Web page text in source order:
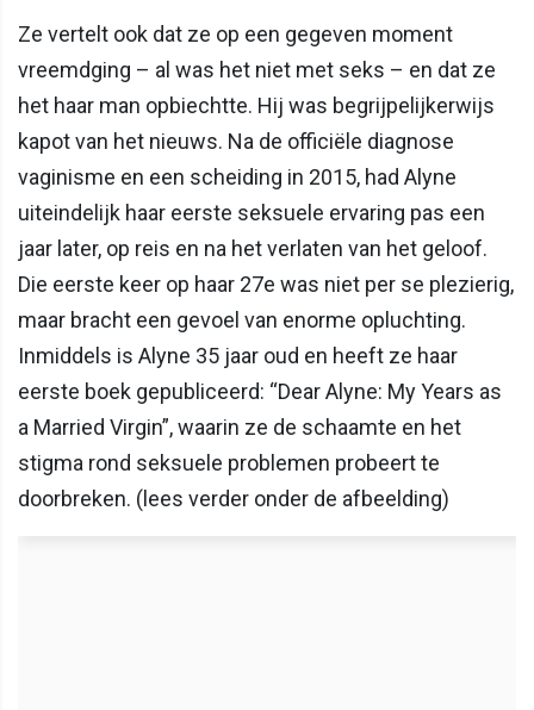
Ze vertelt ook dat ze op een gegeven moment
vreemdging – al was het niet met seks – en dat ze
het haar man opbiechtte. Hij was begrijpelijkerwijs
kapot van het nieuws. Na de officiële diagnose
vaginisme en een scheiding in 2015, had Alyne
uiteindelijk haar eerste seksuele ervaring pas een
jaar later, op reis en na het verlaten van het geloof.
Die eerste keer op haar 27e was niet per se plezierig,
maar bracht een gevoel van enorme opluchting.
Inmiddels is Alyne 35 jaar oud en heeft ze haar
eerste boek gepubliceerd: “Dear Alyne: My Years as
a Married Virgin”, waarin ze de schaamte en het
stigma rond seksuele problemen probeert te
doorbreken. (lees verder onder de afbeelding)